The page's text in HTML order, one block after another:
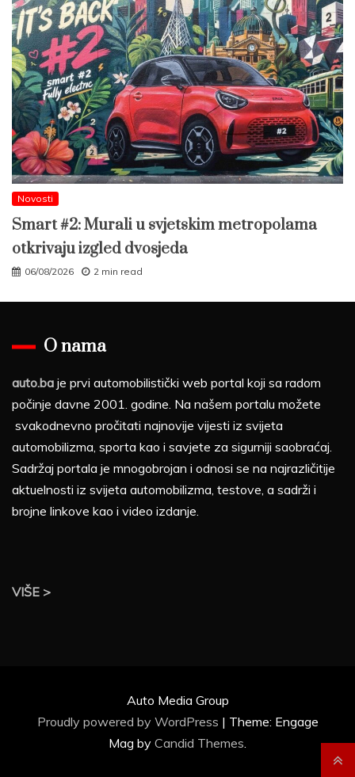
Novosti
Smart #2: Murali u svjetskim metropolama
otkrivaju izgled dvosjeda
06/08/2026 2 min read
O nama
auto.ba je prvi automobilistički web portal koji sa radom
počinje davne 2001. godine. Na našem portalu možete
svakodnevno pročitati najnovije vijesti iz svijeta
automobilizma, sporta kao i savjete za sigurniji saobraćaj.
Sadržaj portala je mnogobrojan i odnosi se na najrazličitije
aktuelnosti iz svijeta automobilizma, testove, a sadrži i
brojne linkove kao i video izdanje.
VIŠE >
Auto Media Group
Proudly powered by WordPress | Theme: Engage
Mag by Candid Themes